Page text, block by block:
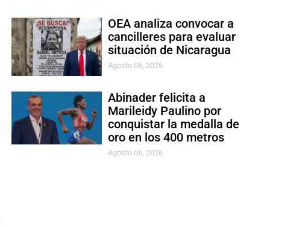
OEA analiza convocar a
cancilleres para evaluar
situación de Nicaragua
Agosto 06, 2026
Abinader felicita a
Marileidy Paulino por
conquistar la medalla de
oro en los 400 metros
Agosto 06, 2026